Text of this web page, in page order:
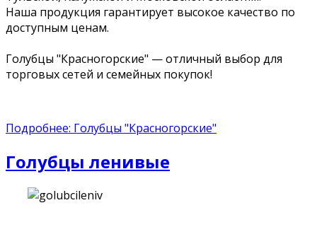
Наша продукция гарантирует высокое качество по
доступным ценам.
Голубцы "Красногорские" — отличный выбор для
торговых сетей и семейных покупок!
Подробнее: Голубцы "Красногорские"
Голубцы ленивые